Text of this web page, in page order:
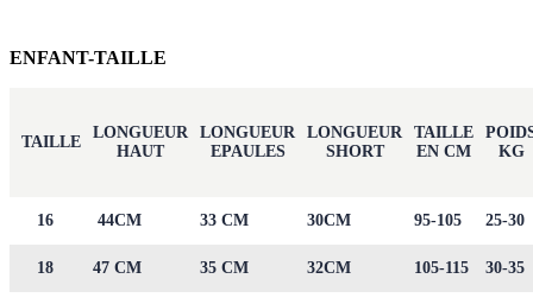
ENFANT-TAILLE
TAILLE
LONGUEUR
HAUT
LONGUEUR
EPAULES
LONGUEUR
SHORT
TAILLE
EN CM
KG
16 44CM 33 CM 30CM 95-105 25-30
18 47 CM 35 CM 32CM 105-115 30-35